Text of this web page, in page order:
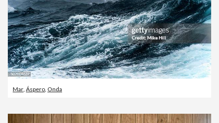
Mar Áspero Onda